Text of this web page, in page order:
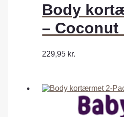
Body
– Coconut
229,95 kr.